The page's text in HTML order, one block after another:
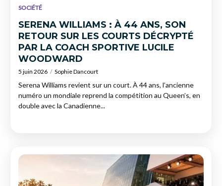
SOCIÉTÉ
SERENA WILLIAMS : À 44 ANS, SON
RETOUR SUR LES COURTS DÉCRYPTÉ
PAR LA COACH SPORTIVE LUCILE
WOODWARD
5 juin 2026 Sophie Dancourt
Serena Williams revient sur un court. À 44 ans, l’ancienne
numéro un mondiale reprend la compétition au Queen’s, en
double avec la Canadienne...